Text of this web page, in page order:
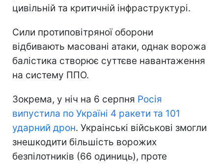
цивільній та критичній інфраструктурі.
Сили протиповітряної оборони
відбивають масовані атаки, однак ворожа
балістика створює суттєве навантаження
на систему ППО.
Зокрема, у ніч на 6 серпня Росія
випустила по Україні 4 ракети та 101
ударний дрон. Украінські військові змогли
знешкодити більшість ворожих
безпілотників (66 одиниць), проте